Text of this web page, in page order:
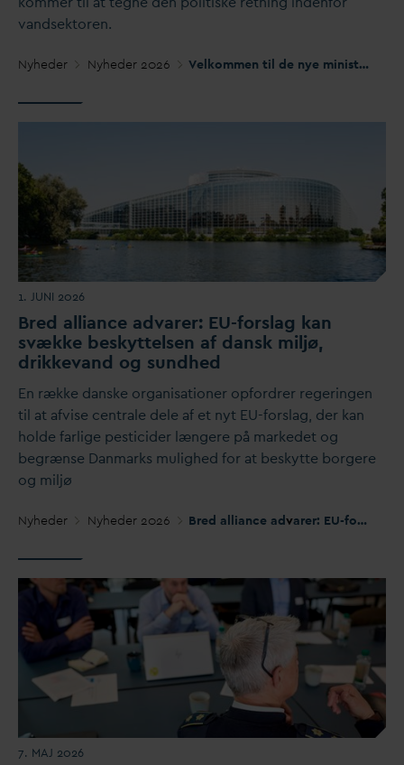
vandsektoren.
Nyheder Nyheder 2026 Velkommen til de nye ministre – der er nok at tage fat på
1. JUNI 2026
Bred alliance advarer: EU-forslag kan
svække beskyttelsen af dansk miljø,
drikkevand og sundhed
En række danske organisationer opfordrer regeringen
til at afvise centrale dele af et nyt EU-forslag, der kan
holde farlige pesticider længere på markedet og
begrænse Danmarks mulighed for at beskytte borgere
og miljø
Nyheder Nyheder 2026 Bred alliance advarer: EU-forslag kan svække beskyttelsen af
7. MAJ 2026